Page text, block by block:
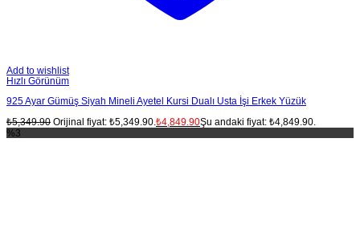
Add to wishlist
Hızlı Görünüm
925 Ayar Gümüş Siyah Mineli Ayetel Kursi Dualı Usta İşi Erkek Yüzük
₺5,349.90 Orijinal fiyat: ₺5,349.90. ₺4,849.90Şu andaki fiyat: ₺4,849.90.
%3